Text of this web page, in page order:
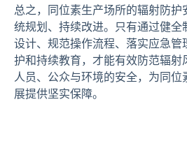
总之，同位素生产场所的辐射防护
统规划、持续改进。只有通过健全
设计、规范操作流程、落实应急管
护和持续教育，才能有效防范辐射
人员、公众与环境的安全，为同位
展提供坚实保障。